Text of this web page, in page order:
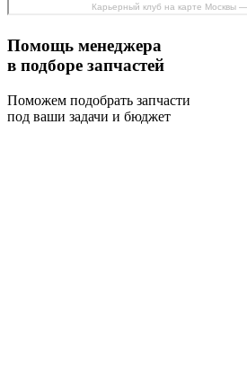
Карьерный клуб на карте Москвы
Помощь менеджера
в подборе запчастей
Поможем подобрать запчасти
под ваши задачи и бюджет